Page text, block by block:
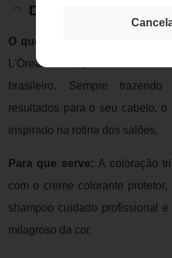
Descrição do Produto
O que é:
Imédia Excellence é
L'Óreal Paris, presente há
brasileiro. Sempre
resultados para o seu cabelo,
inspirado na rotina dos salões.
Para que serve: A coloração
com o creme colorante
shampoo cuidado profissional
milagroso da cor.